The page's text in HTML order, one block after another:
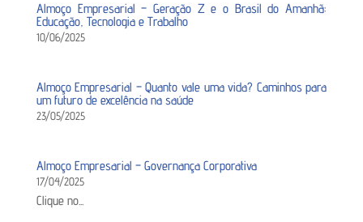
Almoço Empresarial – Geração Z e o Brasil do Amanhã:
Educação, Tecnologia e Trabalho
10/06/2025
Almoço Empresarial – Quanto vale uma vida? Caminhos para
um futuro de excelência na saúde
23/05/2025
Almoço Empresarial – Governança Corporativa
17/04/2025
Clique no...